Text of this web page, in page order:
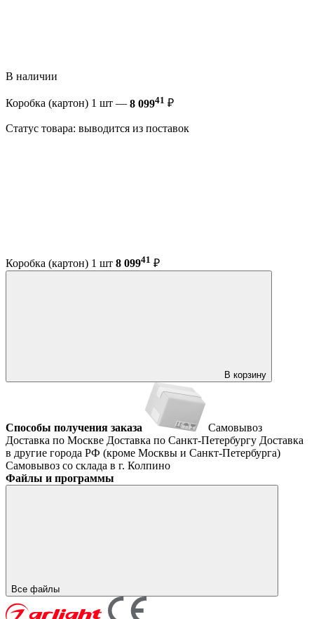
В наличии
Коробка (картон) 1 шт — 8 09941 ₽
Статус товара: выводится из поставок
Коробка (картон) 1 шт 8 09941 ₽
В корзину
Способы получения заказа
Самовывоз
Доставка по Москве Доставка по Санкт-Петербургу Доставка
в другие города РФ (кроме Москвы и Санкт-Петербурга)
Самовывоз со склада в г. Колпино
Файлы и программы
Все файлы